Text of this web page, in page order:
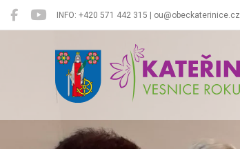
INFO: +420 571 442 315 | ou@obeckaterinice.cz
Kateřinice